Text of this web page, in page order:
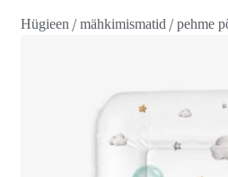
Hügieen/mähkimismatid/pehme